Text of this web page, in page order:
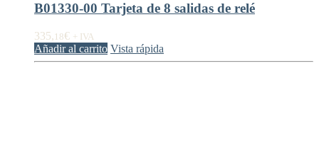
B01330-00 Tarjeta de 8 salidas de relé
335, 18€ + IVA
Añadir al carrito Vista rápida